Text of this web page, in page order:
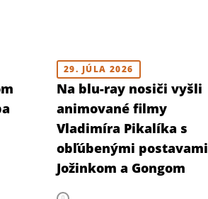
29. JÚLA 2026
Na blu-ray nosiči vyšli
animované filmy
Vladimíra Pikalíka s
obľúbenými postavami
Jožinkom a Gongom